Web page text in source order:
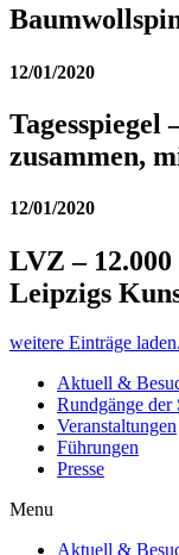
12/01/2020
Tagesspiegel
zusammen,
12/01/2020
LVZ –
Leipzigs
weitere Einträge
Aktuell &
Rundgänge der
Veranstaltungen
Führungen
Presse
Menu
Aktuell &